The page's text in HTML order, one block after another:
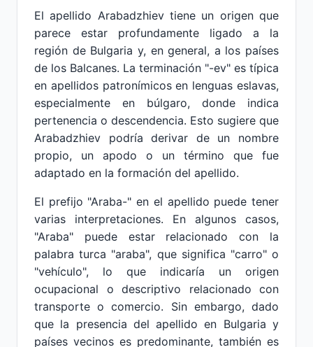
El apellido Arabadzhiev tiene un origen que
parece estar profundamente ligado a la
región de Bulgaria y, en general, a los países
de los Balcanes. La terminación "-ev" es típica
en apellidos patronímicos en lenguas eslavas,
especialmente en búlgaro, donde indica
pertenencia o descendencia. Esto sugiere que
Arabadzhiev podría derivar de un nombre
propio, un apodo o un término que fue
adaptado en la formación del apellido.
El prefijo "Araba-" en el apellido puede tener
varias interpretaciones. En algunos casos,
"Araba" puede estar relacionado con la
palabra turca "araba", que significa "carro" o
"vehículo", lo que indicaría un origen
ocupacional o descriptivo relacionado con
transporte o comercio. Sin embargo, dado
que la presencia del apellido en Bulgaria y
países vecinos es predominante, también es